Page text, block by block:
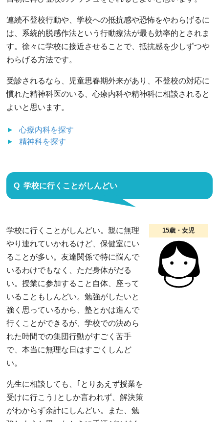
連続不登校行動や、学校への抵抗感や恐怖をやわらげるに
は、系統的脱感作法という行動療法が最も効率的とされま
す。徐々に学校に接近させることで、抵抗感を少しずつや
わらげる方法です。
受診されるなら、児童思春期外来があり、不登校の対応に
慣れた精神科医のいる、心療内科や精神科に相談されると
よいと思います。
心療内科を探す
精神科を探す
学校に行くことがしんどい
15歳・女児
学校に行くことがしんどい。親に無理
やり連れていかれるけど、保健室にい
ることが多い。友達関係で特に悩んで
いるわけでもなく、ただ身体がだる
い。授業に参加すること自体、座って
いることもしんどい。勉強がしたいと
強く思っているから、塾とかは進んで
行くことができるが、学校での決めら
れた時間での集団行動がすごく苦手
で、本当に無理な日はすごくしんど
い。
先生に相談しても、｢とりあえず授業を
受けに行こう｣としか言われず、解決策
がわからず余計にしんどい。また、勉